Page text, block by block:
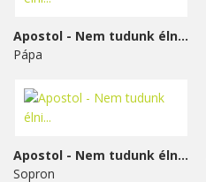
Apostol - Nem tudunk élni...
Pápa
Apostol - Nem tudunk élni...
Sopron